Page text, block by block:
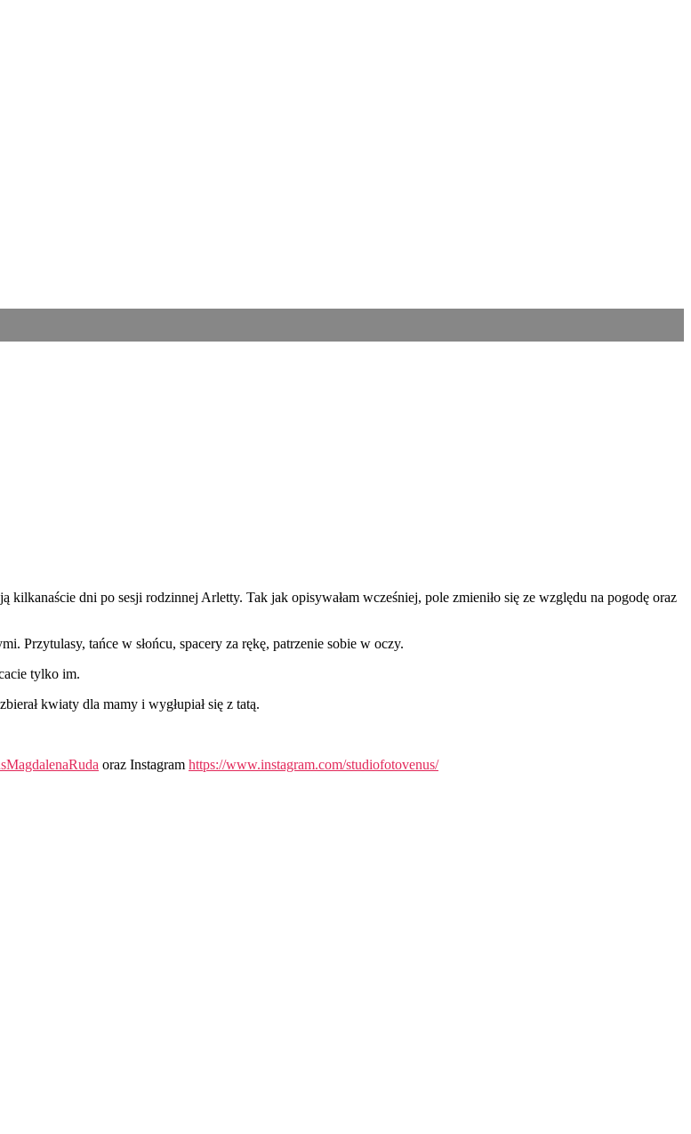
dni po sesji rodzinnej Arletty. Tak jak opisywałam wcześniej, pole zmieniło się ze względu na pogodę oraz
Przytulasy, tańce w słońcu, spacery za rękę, patrzenie sobie w oczy.
tylko im.
kwiaty dla mamy i wygłupiał się z tatą.
oraz Instagram https://www.instagram.com/studiofotovenus/